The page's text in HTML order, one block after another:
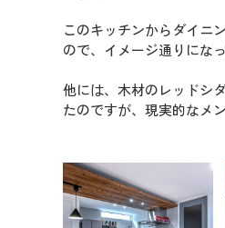
このキッチンからダイニ
ので、イメージ通りにな
他には、木材のレッドシ
たのですが、現実的なメ